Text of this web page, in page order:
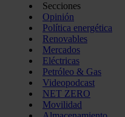
Secciones
Opinión
Política energética
Renovables
Mercados
Eléctricas
Petróleo & Gas
Videopodcast
NET ZERO
Movilidad